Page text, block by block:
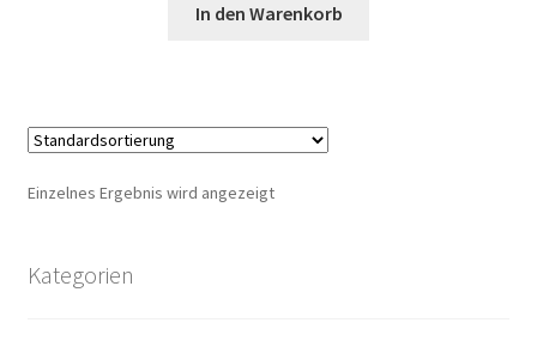
In den Warenkorb
Einzelnes Ergebnis wird angezeigt
Kategorien